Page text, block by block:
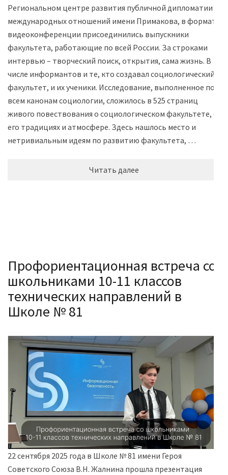
Региональном центре развития публичной дипломатии и
международных отношений имени Примакова, в формате
видеоконференции присоединились выпускники
факультета, работающие по всей России. За строками
интервью – творческий поиск, открытия, сама жизнь. В
числе информантов и те, кто создавал социологический
факультет, и их ученики. Исследование, выполненное по
всем канонам социологии, сложилось в 525 страниц
живого повествования о социологическом факультете, о
его традициях и атмосфере. Здесь нашлось место и
нетривиальным идеям по развитию факультета, …
Читать далее
Профориентационная встреча со
школьниками 10-11 классов
технических направлений в
Школе № 81
22 сентября 2025 года в Школе № 81 имени Героя
Советского Союза В.Н. Жалнина прошла презентация